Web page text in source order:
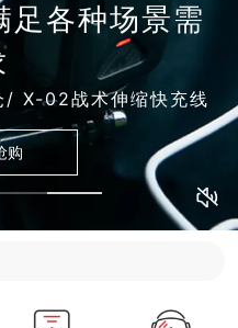
足各种场景需
X-02战术伸缩快充线
购